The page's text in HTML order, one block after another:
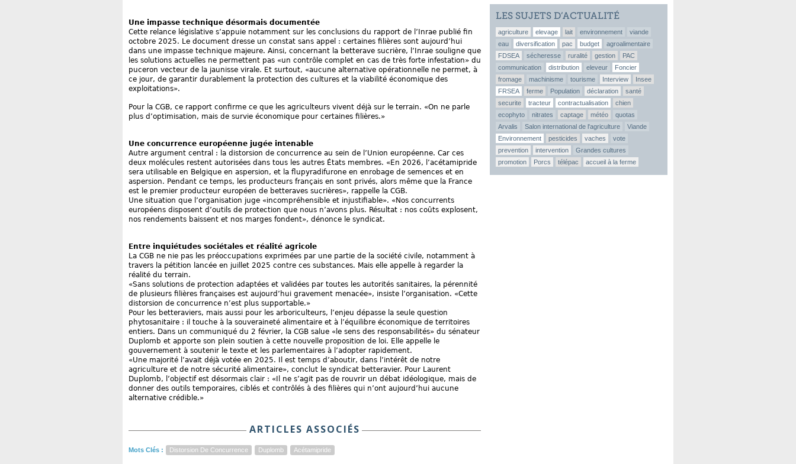
Une impasse technique désormais documentée
Cette relance législative s’appuie notamment sur les conclusions du rapport de l’Inrae publié fin
octobre 2025. Le document dresse un constat sans appel : certaines filières sont aujourd’hui
dans une impasse technique majeure. Ainsi, concernant la betterave sucrière, l’Inrae souligne que
les solutions actuelles ne permettent pas «un contrôle complet en cas de très forte infestation» du
puceron vecteur de la jaunisse virale. Et surtout, «aucune alternative opérationnelle ne permet, à
ce jour, de garantir durablement la protection des cultures et la viabilité économique des
exploitations».
Pour la CGB, ce rapport confirme ce que les agriculteurs vivent déjà sur le terrain. «On ne parle
plus d’optimisation, mais de survie économique pour certaines filières.»
Une concurrence européenne jugée intenable
Autre argument central : la distorsion de concurrence au sein de l’Union européenne. Car ces
deux molécules restent autorisées dans tous les autres États membres. «En 2026, l’acétamipride
sera utilisable en Belgique en aspersion, et la flupyradifurone en enrobage de semences et en
aspersion. Pendant ce temps, les producteurs français en sont privés, alors même que la France
est le premier producteur européen de betteraves sucrières», rappelle la CGB.
Une situation que l’organisation juge «incompréhensible et injustifiable». «Nos concurrents
européens disposent d’outils de protection que nous n’avons plus. Résultat : nos coûts explosent,
nos rendements baissent et nos marges fondent», dénonce le syndicat.
Entre inquiétudes sociétales et réalité agricole
La CGB ne nie pas les préoccupations exprimées par une partie de la société civile, notamment à
travers la pétition lancée en juillet 2025 contre ces substances. Mais elle appelle à regarder la
réalité du terrain.
«Sans solutions de protection adaptées et validées par toutes les autorités sanitaires, la pérennité
de plusieurs filières françaises est aujourd’hui gravement menacée», insiste l’organisation. «Cette
distorsion de concurrence n’est plus supportable.»
Pour les betteraviers, mais aussi pour les arboriculteurs, l’enjeu dépasse la seule question
phytosanitaire : il touche à la souveraineté alimentaire et à l’équilibre économique de territoires
entiers. Dans un communiqué du 2 février, la CGB salue «le sens des responsabilités» du sénateur
Duplomb et apporte son plein soutien à cette nouvelle proposition de loi. Elle appelle le
gouvernement à soutenir le texte et les parlementaires à l’adopter rapidement.
«Une majorité l’avait déjà votée en 2025. Il est temps d’aboutir, dans l’intérêt de notre
agriculture et de notre sécurité alimentaire», conclut le syndicat betteravier. Pour Laurent
Duplomb, l’objectif est désormais clair : «Il ne s’agit pas de rouvrir un débat idéologique, mais de
donner des outils temporaires, ciblés et contrôlés à des filières qui n’ont aujourd’hui aucune
alternative crédible.»
ARTICLES ASSOCIÉS
Mots Clés : Distorsion De Concurrence Duplomb Acétamipride
LES SUJETS D’ACTUALITÉ
agriculture elevage lait environnement
viande
eau
diversification pac budget
agroalimentaire
FDSEA
sécheresse ruralité gestion
PAC
communication
distribution eleveur
Foncier
fromage
machinisme tourisme Interview
Insee
FRSEA
ferme Population déclaration
santé
securite
tracteur contractualisation
chien
ecophyto
nitrates captage météo
quotas
Arvalis
Salon international de l'agriculture
Viande
Environnement
pesticides vaches
vote
prevention
intervention
Grandes cultures
promotion
Porcs télépac accueil à la ferme